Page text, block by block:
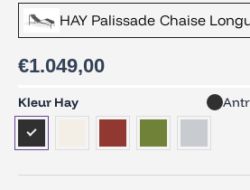
HAY Palissade Chaise
€1.049,00
Kleur Hay
HAY
Palissade
Chaise
Longue
aantal